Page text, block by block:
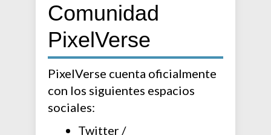
Comunidad
PixelVerse
PixelVerse cuenta oficialmente
con los siguientes espacios
sociales:
Twitter /